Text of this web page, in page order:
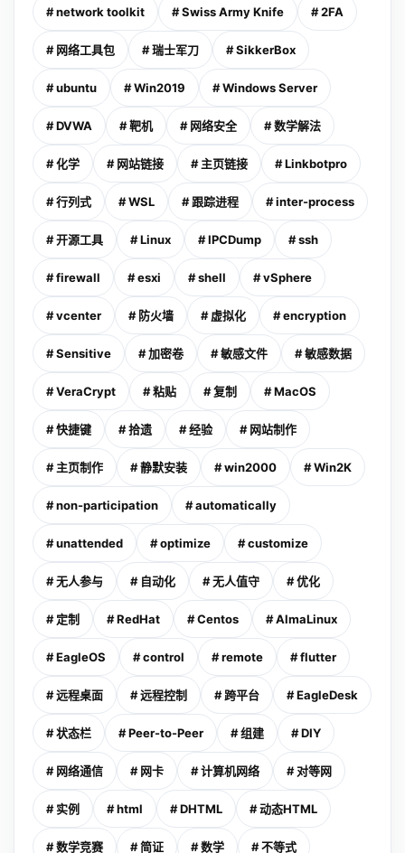
# network toolkit # Swiss Army Knife # 2FA
# 网络工具包 # 瑞士军刀 # SikkerBox
# ubuntu # Win2019 # Windows Server
# DVWA # 靶机 # 网络安全 # 数学解法
# 化学 # 网站链接 # 主页链接 # Linkbotpro
# 行列式 # WSL # 跟踪进程 # inter-process
# 开源工具 # Linux # IPCDump # ssh
# firewall # esxi # shell # vSphere
# vcenter # 防火墙 # 虚拟化 # encryption
# Sensitive # 加密卷 # 敏感文件 # 敏感数据
# VeraCrypt # 粘贴 # 复制 # MacOS
# 快捷键 # 拾遗 # 经验 # 网站制作
# 主页制作 # 静默安装 # win2000 # Win2K
# non-participation # automatically
# unattended # optimize # customize
# 无人参与 # 自动化 # 无人值守 # 优化
# 定制 # RedHat # Centos # AlmaLinux
# EagleOS # control # remote # flutter
# 远程桌面 # 远程控制 # 跨平台 # EagleDesk
# 状态栏 # Peer-to-Peer # 组建 # DIY
# 网络通信 # 网卡 # 计算机网络 # 对等网
# 实例 # html # DHTML # 动态HTML
# 数学竞赛 # 简证 # 数学 # 不等式